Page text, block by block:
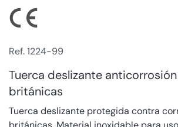
Ref. 1224-99
Tuerca deslizante
británicas
Tuerca deslizante protegida contra